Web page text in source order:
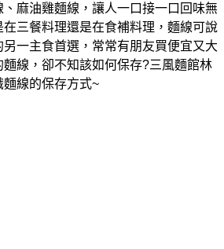
麻油雞麵線，讓人一口接一口回味無
三餐料理還是在食補料理，麵線可說
一主食首選，常常有朋友買便宜又大
線，卻不知該如何保存?三風麵館林
線的保存方式~